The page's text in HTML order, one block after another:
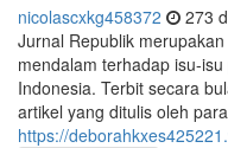
nicolascxkg458372 273
Jurnal Republik
mendalam terhadap isu-
Indonesia. Terbit secara
artikel yang ditulis oleh
https://